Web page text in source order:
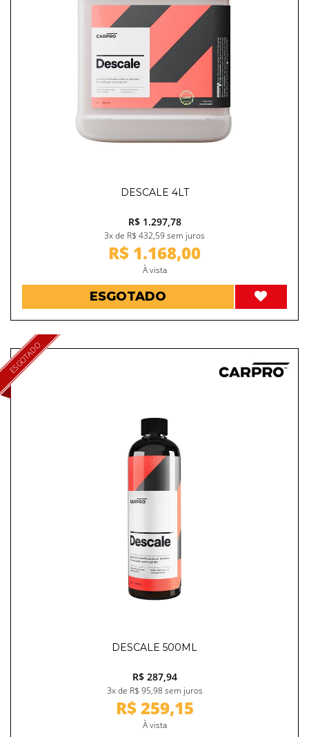
DESCALE 4LT
R$ 1.297,78
3x de R$ 432,59 sem juros
R$ 1.168,00
À vista
ESGOTADO
ESGOTADO
DESCALE 500ML
R$ 287,94
3x de R$ 95,98 sem juros
R$ 259,15
À vista